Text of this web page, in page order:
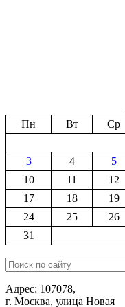
Пн
Вт Ср
3
4 5
10
11 12
17
18 19
24
25 26
31
Поиск:
Адрес: 107078,
г. Москва, улица Новая